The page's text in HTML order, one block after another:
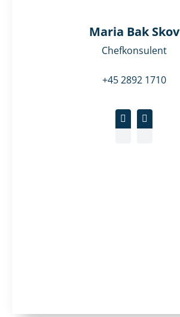
Maria Bak Skov
Chefkonsulent
+45 2892 1710